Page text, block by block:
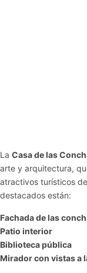
La Casa de las
arte y arquitectura,
atractivos turísticos
destacados están:
Fachada de las
Patio interior
Biblioteca pública
Mirador con vistas a